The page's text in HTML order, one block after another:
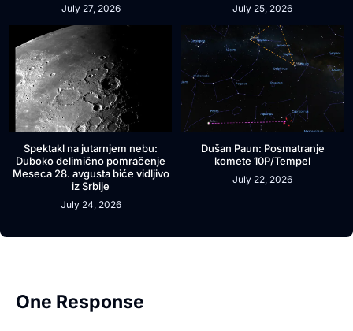
July 27, 2026 July 25, 2026
Spektakl na jutarnjem nebu:
Duboko delimično pomračenje
Meseca 28. avgusta biće vidljivo
iz Srbije
July 24, 2026
Dušan Paun: Posmatranje
komete 10P/Tempel
July 22, 2026
One Response